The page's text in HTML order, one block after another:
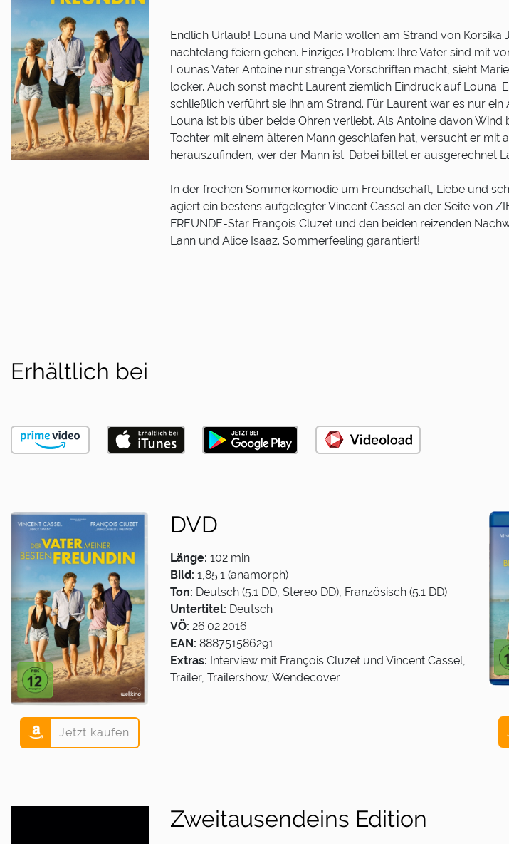
Endlich Urlaub! Louna und Marie wollen am Strand von Korsika
nächtelang feiern gehen. Einziges Problem: Ihre Väter sind mit
Lounas Vater Antoine nur strenge Vorschriften macht, sieht
locker. Auch sonst macht Laurent ziemlich Eindruck auf Louna.
schließlich verführt sie ihn am Strand. Für Laurent war es nur
Louna ist bis über beide Ohren verliebt. Als Antoine davon Wind
Tochter mit einem älteren Mann geschlafen hat, versucht er mit
herauszufinden, wer der Mann ist. Dabei bittet er ausgerechnet
In der frechen Sommerkomödie um Freundschaft, Liebe und
agiert ein bestens aufgelegter Vincent Cassel an der Seite von
FREUNDE-Star François Cluzet und den beiden reizenden
Lann und Alice Isaaz. Sommerfeeling garantiert!
Erhältlich bei
DVD
Länge: 102 min
Bild: 1,85:1 (anamorph)
Ton: Deutsch (5.1 DD, Stereo DD), Französisch (5.1 DD)
Untertitel: Deutsch
VÖ: 26.02.2016
EAN: 888751586291
Extras: Interview mit François Cluzet und Vincent Cassel,
Trailer, Trailershow, Wendecover
Jetzt kaufen
Zweitausendeins Edition